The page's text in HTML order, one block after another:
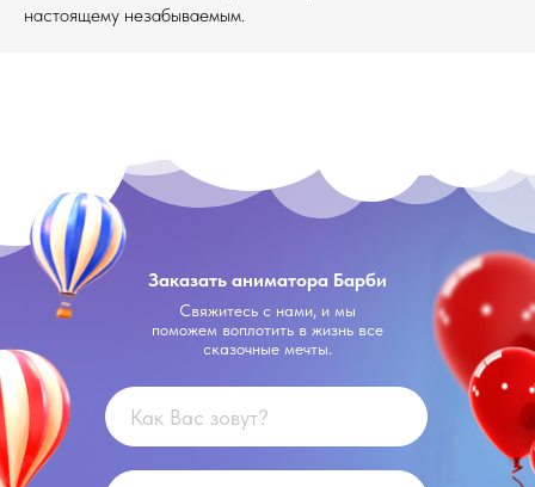
настоящему незабываемым.
Заказать аниматора Барби
Свяжитесь с нами, и мы
поможем воплотить в жизнь все
сказочные мечты.